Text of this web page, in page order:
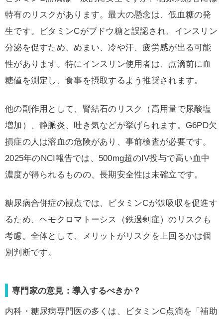
特有のリスクがあります。最大の懸念は、低血糖の発
生です。ビタミンCがブドウ糖と誤認され、インスリン
分泌を促すため、めまい、冷や汗、疲労感が出る可能
性があります。特にインスリン使用者は、点滴前に血
糖値を測定し、食事を摂取するよう推奨されます。
他の副作用として、腎結石のリスク（高用量で尿酸塩
増加）、静脈炎、吐き気などが挙げられます。G6PD欠
損症の人は溶血の危険があり、事前検査が必要です。
2025年のNCI報告では、500mg超のIV投与で高い血中
濃度が得られるものの、長期安全性は未確立です。
糖尿病合併症の観点では、ビタミンCが鉄吸収を促進す
るため、ヘモクロマトーシス（鉄過剰症）のリスクも
考慮。全体として、メリットがリスクを上回るかは個
別判断です。
専門家の意見：導入するべきか？
内科・糖尿病専門医の多くは、ビタミンC点滴を「補助